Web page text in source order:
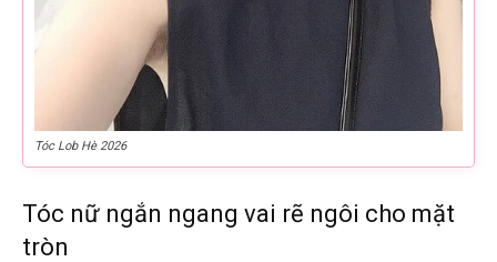
Tóc Lob Hè 2026
Tóc nữ ngắn ngang vai rẽ ngôi cho mặt
tròn